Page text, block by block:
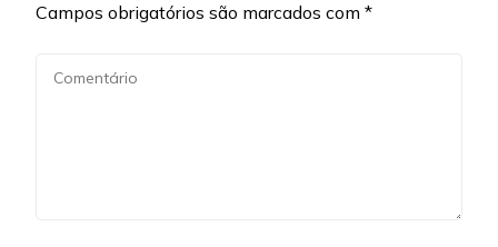
Campos obrigatórios são marcados com *